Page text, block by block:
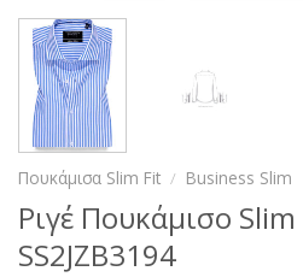
Πουκάμισα Slim Fit / Business Slim
Ριγέ Πουκάμισο Slim
SS2JZB3194